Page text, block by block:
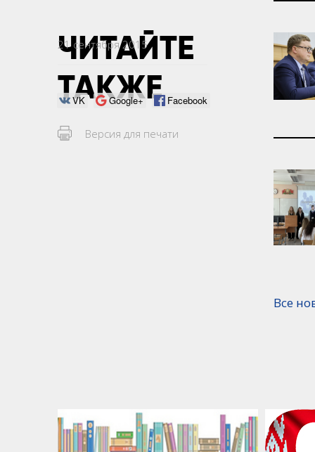
21 сентября 2015
VK Google+ Facebook
Версия для печати
ЧИТАЙТЕ
ТАКЖЕ
Все